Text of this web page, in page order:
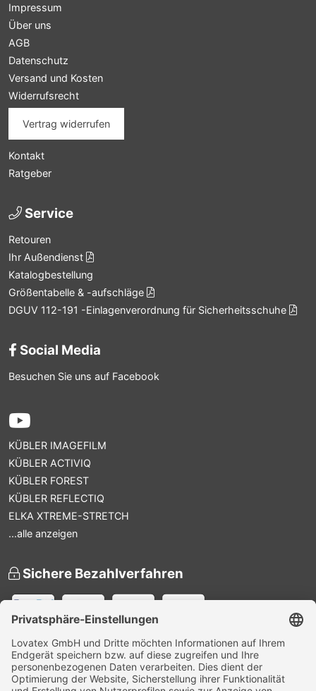
Impressum
Über uns
AGB
Datenschutz
Versand und Kosten
Widerrufsrecht
Vertrag widerrufen
Kontakt
Ratgeber
Service
Retouren
Ihr Außendienst
Katalogbestellung
Größentabelle & -aufschläge
DGUV 112-191 -Einlagenverordnung für Sicherheitsschuhe
Social Media
Besuchen Sie uns auf Facebook
KÜBLER IMAGEFILM
KÜBLER ACTIVIQ
KÜBLER FOREST
KÜBLER REFLECTIQ
ELKA XTREME-STRETCH
...alle anzeigen
Sichere Bezahlverfahren
Versandpartner